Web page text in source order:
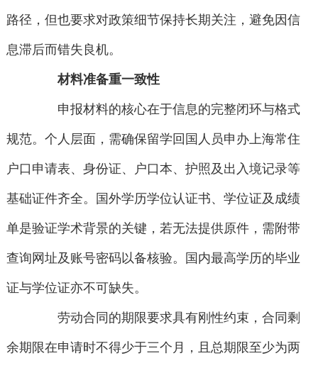
路径，但也要求对政策细节保持长期关注，避免因信
息滞后而错失良机。
材料准备重一致性
申报材料的核心在于信息的完整闭环与格式
规范。个人层面，需确保留学回国人员申办上海常住
户口申请表、身份证、户口本、护照及出入境记录等
基础证件齐全。国外学历学位认证书、学位证及成绩
单是验证学术背景的关键，若无法提供原件，需附带
查询网址及账号密码以备核验。国内最高学历的毕业
证与学位证亦不可缺失。
劳动合同的期限要求具有刚性约束，合同剩
余期限在申请时不得少于三个月，且总期限至少为两